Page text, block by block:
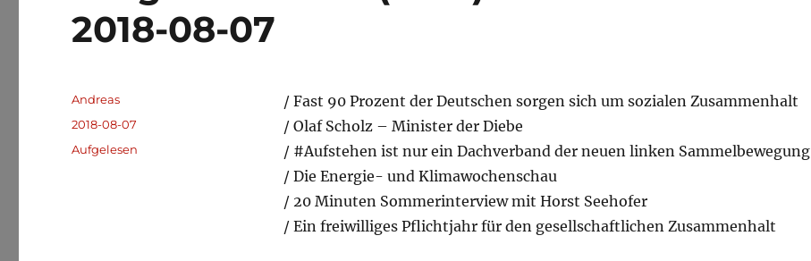
2018-08-07
/ Fast 90 Prozent der Deutschen sorgen sich um sozialen Zusammenhalt
/ Olaf Scholz – Minister der Diebe
/ #Aufstehen ist nur ein Dachverband der neuen linken Sammelbewegung
/ Die Energie- und Klimawochenschau
/ 20 Minuten Sommerinterview mit Horst Seehofer
/ Ein freiwilliges Pflichtjahr für den gesellschaftlichen Zusammenhalt
Autor
Andreas
Veröffentlicht
am
2018-08-07
Kategorien
Aufgelesen